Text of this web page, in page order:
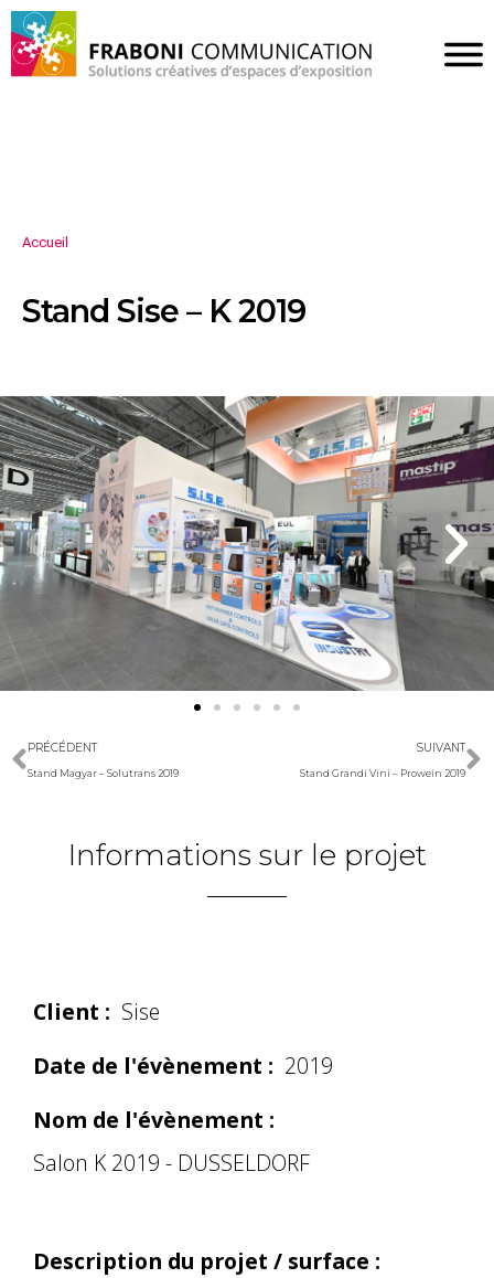
Accueil
Stand Sise – K 2019
PRÉCÉDENT
Stand Magyar – Solutrans 2019
SUIVANT
Stand Grandi Vini – Prowein 2019
Informations sur le projet
Client : Sise
Date de l'évènement : 2019
Nom de l'évènement :
Salon K 2019 - DUSSELDORF
Description du projet / surface :